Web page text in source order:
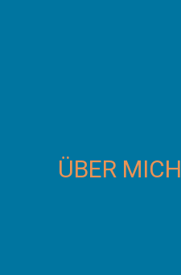
ÜBER MICH